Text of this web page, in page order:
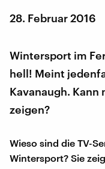
28. Februar 2016
Wintersport im
hell! Meint
Kavanaugh.
zeigen?
Wieso sind die TV-
Wintersport? Sie